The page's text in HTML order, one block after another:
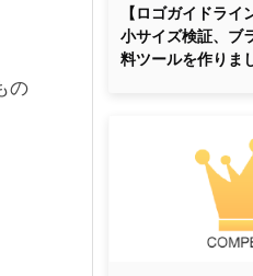
の
【ロゴガイドラ
小サイズ検証、ブ
料ツールを作りま